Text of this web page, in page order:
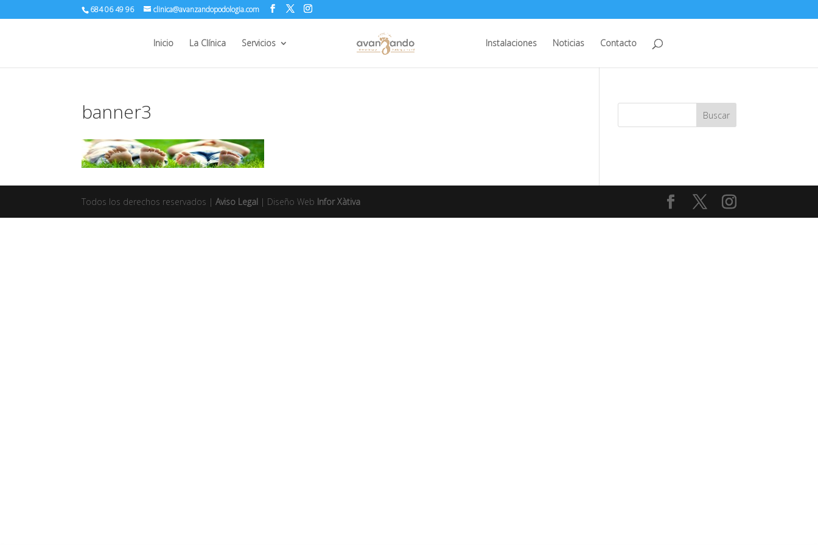
684 06 49 96 clinica@avanzandopodologia.com
Inicio La Clínica Servicios Instalaciones Noticias Contacto
banner3
Todos los derechos reservados |Aviso Legal | Diseño Web Infor Xàtiva